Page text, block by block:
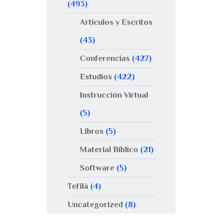
(493)
Artículos y Escritos
(43)
Conferencias (427)
Estudios (422)
Instrucción Virtual
(5)
Libros (5)
Material Bíblico (21)
Software(5)
Tefilá (4)
Uncategorized (8)